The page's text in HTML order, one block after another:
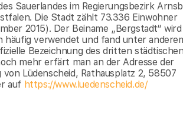
Sauerlandes im Regierungsbezirk
Die Stadt zählt 73.336 Einwohner
2015). Der Beiname „Bergstadt“ wird
häufig verwendet und fand unter
Bezeichnung des dritten
mehr erfärt man an der Adresse der
Lüdenscheid, Rathausplatz 2, 58507
auf https://www.luedenscheid.de/